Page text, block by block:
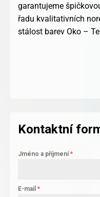
garantujeme
řadu kvalitativních
stálost barev Oko –
Kontaktní
Jméno a příjmení*
E-mail *